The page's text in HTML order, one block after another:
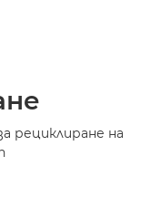
рециклиране на